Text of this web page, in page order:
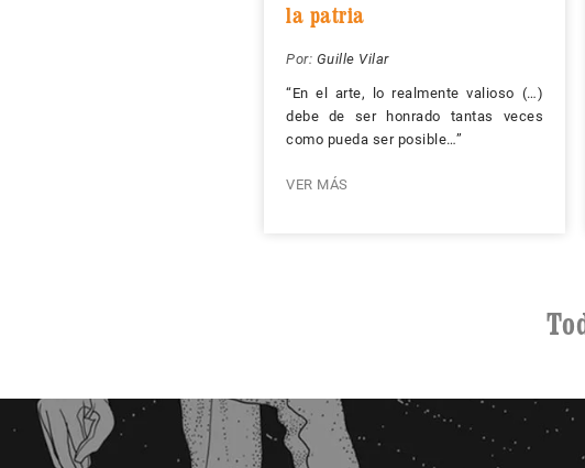
la patria
Por: Guille Vilar
“En el arte, lo realmente valioso (…)
debe de ser honrado tantas veces
como pueda ser posible…”
VER MÁS